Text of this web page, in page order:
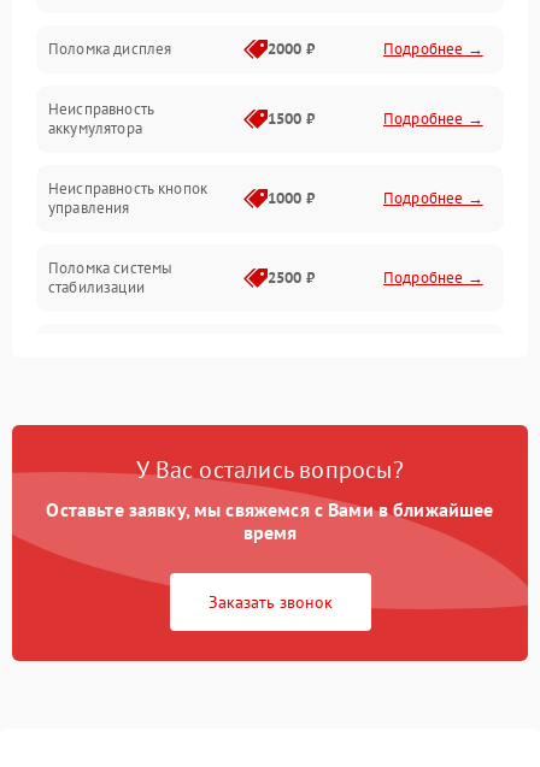
Поломка дисплея 2000 ₽ Подробнее →
Неисправность
аккумулятора
1500 ₽ Подробнее →
Неисправность кнопок
управления
1000 ₽ Подробнее →
Поломка системы
стабилизации
2500 ₽ Подробнее →
Неисправность системы
Поломка системы GPS 2000 ₽ Подробнее →
Повреждение системы
защиты от перегрузок
1500 ₽
автоматического
1500 ₽ Подробнее →
У Вас остались вопросы?
Оставьте заявку, мы свяжемся с Вами в ближайшее
время
Заказать звонок